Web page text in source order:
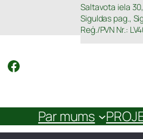
Saltavota iela
Siguldas pag.,
Reģ./PVN Nr.:
Facebook
Par mums